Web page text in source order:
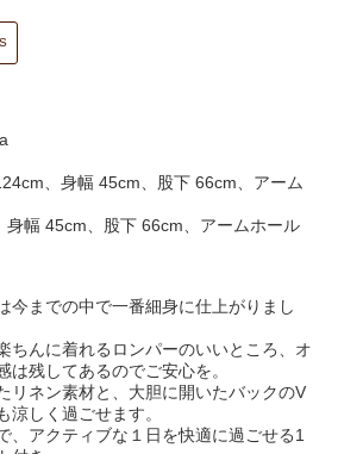
、身幅 45cm、股下 66cm、アーム
身幅 45cm、股下 66cm、アームホール
今までの中で一番細身に仕上がりまし
ちんに着れるロンパーのいいところ、オ
は残してあるのでご安心を。
リネン素材と、大胆に開いたバックのV
涼しく過ごせます。
、アクティブな１日を快適に過ごせる1